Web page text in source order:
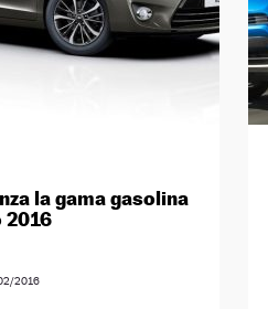
la gama gasolina
2016
2016